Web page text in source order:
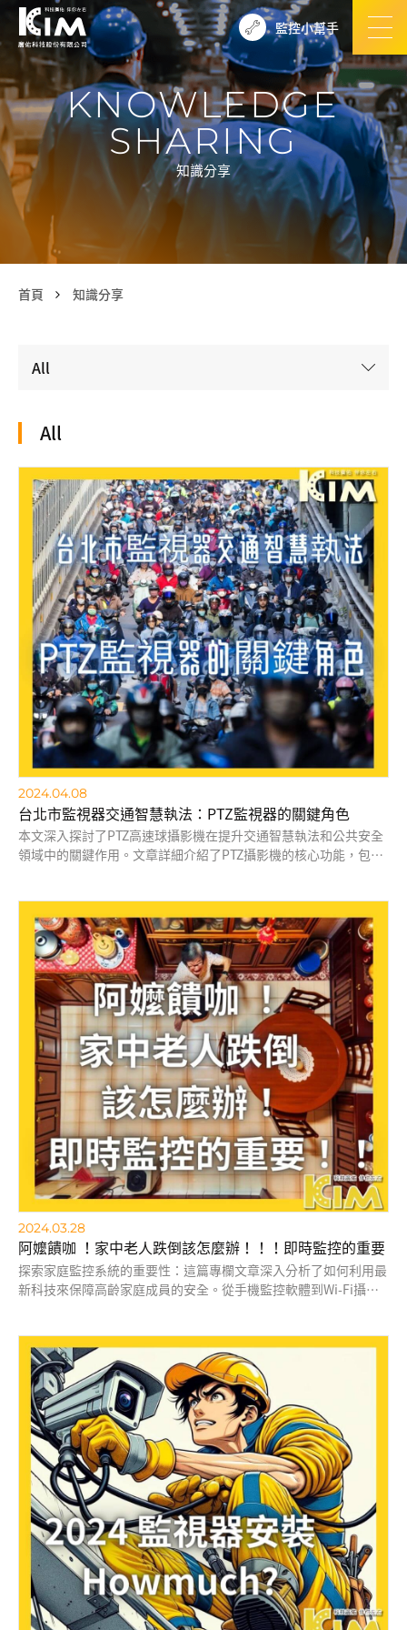
監控小幫手
KNOWLEDGE
SHARING
知識分享
首頁 知識分享
All
2024.04.08
台北市監視器交通智慧執法：PTZ監視器的關鍵角色
本文深入探討了PTZ高速球攝影機在提升交通智慧執法和公共安全
領域中的關鍵作用。文章詳細介紹了PTZ攝影機的核心功能，包括
出了這些技術在台北市等大城市監控系統中的應用，並重點介紹了
KIM-IPC4425ST這款集成高端功能的監視器，它不僅能進行精準的
智慧偵測和追蹤，還支持智慧事件和人臉抓拍模式，為台北監視器
市場提供了全方位的安全監控解決方案。本文適合對交通智慧執
法、公共安全和監控技術感興趣的讀者，以及尋求高效監控系統解
決方案的企業和機構。
2024.03.28
阿嬤饋咖 ！家中老人跌倒該怎麼辦！！！即時監控的重要
探索家庭監控系統的重要性：這篇專欄文章深入分析了如何利用最
新科技來保障高齡家庭成員的安全。從手機監控軟體到Wi-Fi攝像
者閱讀。